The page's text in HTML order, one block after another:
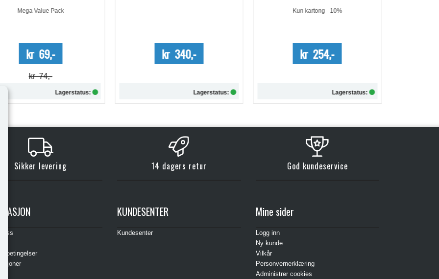
kr 340,-
Lagerstatus:
kr 254,-
Lagerstatus:
kr 209,-
Lagerstatus:
Sikker levering 14 dagers retur God kundeservice
oss
KUNDESENTER
Kundesenter
Mine sider
Logg inn
Ny kunde
Vilkår
Personvernerklæring
Administrer cookies